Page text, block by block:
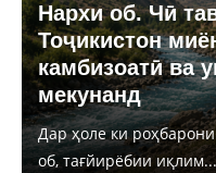
Нархи об. Чӣ
Тоҷикистон
камбизоатӣ ва
мекунанд
Дар ҳоле ки
об, тағйирёбии иқлим...